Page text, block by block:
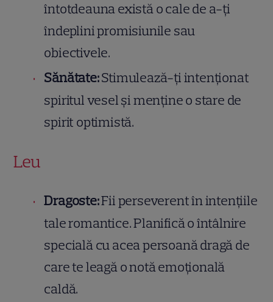
întotdeauna există o cale de a-ți
îndeplini promisiunile sau
obiectivele.
Sănătate:Stimulează-ți intenționat
spiritul vesel și menține o stare de
spirit optimistă.
Leu
Dragoste:Fii perseverent în intențiile
tale romantice. Planifică o întâlnire
specială cu acea persoană dragă de
care te leagă o notă emoțională
caldă.